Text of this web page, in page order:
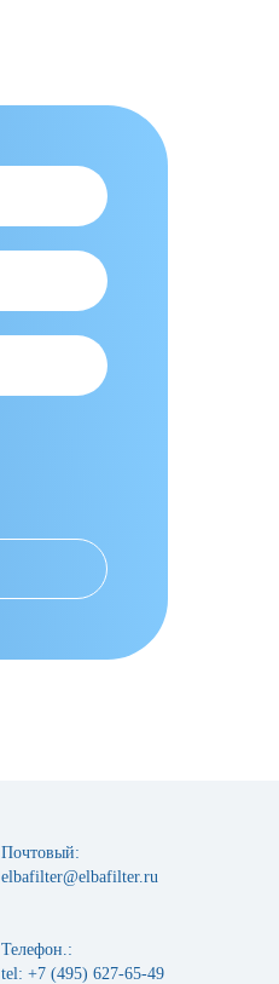
Почтовый:
elbafilter@elbafilter.ru
Телефон.:
tel: +7 (495) 627-65-49